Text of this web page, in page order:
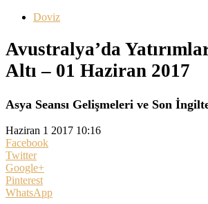
Doviz
Avustralya’da
Altı – 01 Haziran 2017
Asya Seansı Gelişmeleri ve Son
Haziran 1 2017 10:16
Facebook
Twitter
Google+
Pinterest
WhatsApp